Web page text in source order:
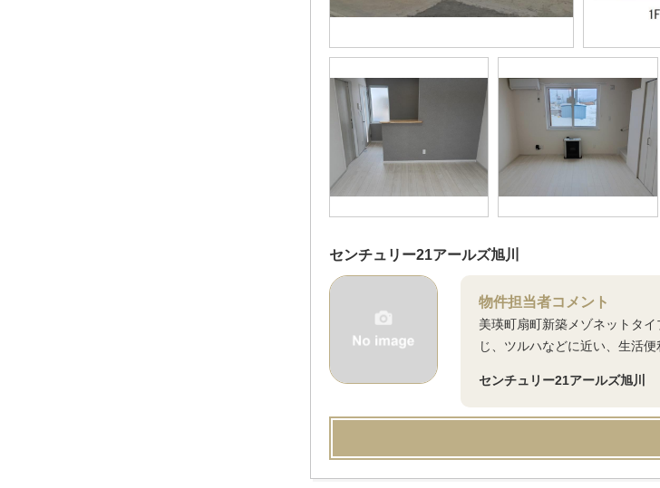
センチュリー21アールズ旭川
物件担当者コメント
美瑛町扇町新築メゾネットタ
じ、ツルハなどに近い、生活
センチュリー21アールズ旭川